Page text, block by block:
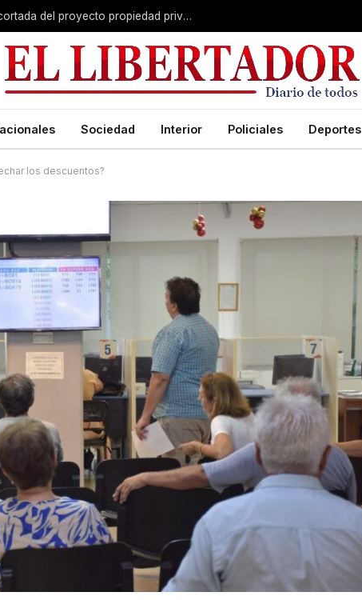
El Senado avanza con una versión recortada del proyecto propiedad privada: desalojo exprés, plazos y menos capítulos
Sociedad Interior Policiales Deportes
los descuentos?